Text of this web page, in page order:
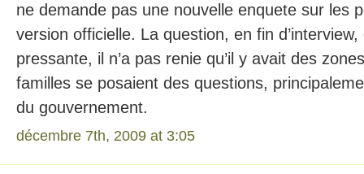
ne demande pas une nouvelle enquete sur les
version officielle. La question, en fin
pressante, il n’a pas renie qu’il y avait des
familles se posaient des questions,
du gouvernement.
décembre 7th, 2009 at 3:05